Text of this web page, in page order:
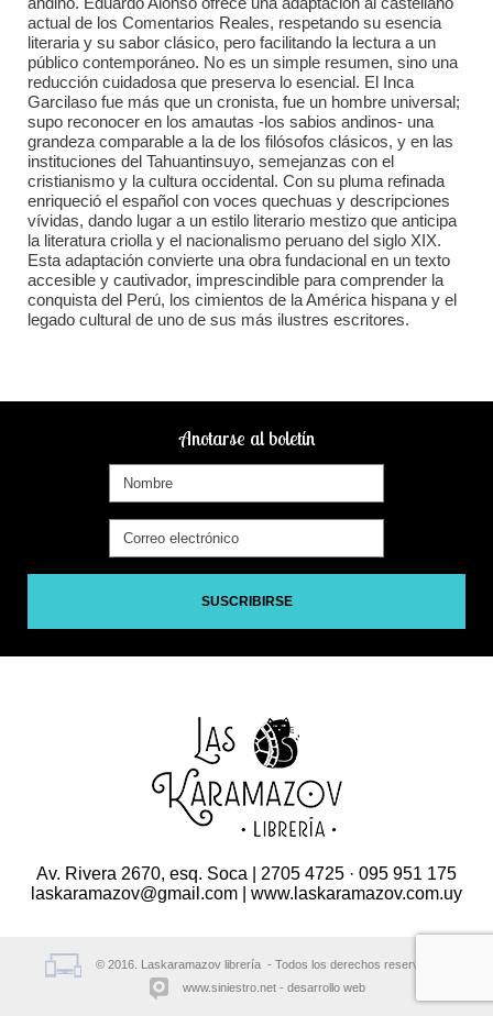
actual de los Comentarios Reales, respetando su esencia
literaria y su sabor clásico, pero facilitando la lectura a un
público contemporáneo. No es un simple resumen, sino una
reducción cuidadosa que preserva lo esencial. El Inca
Garcilaso fue más que un cronista, fue un hombre universal;
supo reconocer en los amautas -los sabios andinos- una
grandeza comparable a la de los filósofos clásicos, y en las
instituciones del Tahuantinsuyo, semejanzas con el
cristianismo y la cultura occidental. Con su pluma refinada
enriqueció el español con voces quechuas y descripciones
vívidas, dando lugar a un estilo literario mestizo que anticipa
la literatura criolla y el nacionalismo peruano del siglo XIX.
Esta adaptación convierte una obra fundacional en un texto
accesible y cautivador, imprescindible para comprender la
conquista del Perú, los cimientos de la América hispana y el
legado cultural de uno de sus más ilustres escritores.
Anotarse al boletín
SUSCRIBIRSE
Av. Rivera 2670, esq. Soca | 2705 4725 · 095 951 175
laskaramazov@gmail.com | www.laskaramazov.com.uy
© 2016. Laskaramazov librería - Todos los derechos reservados.
www.siniestro.net
desarrollo web